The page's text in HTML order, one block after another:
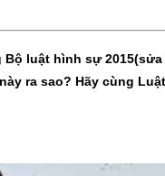
luật hình sự 2015(sửa
ra sao? Hãy cùng